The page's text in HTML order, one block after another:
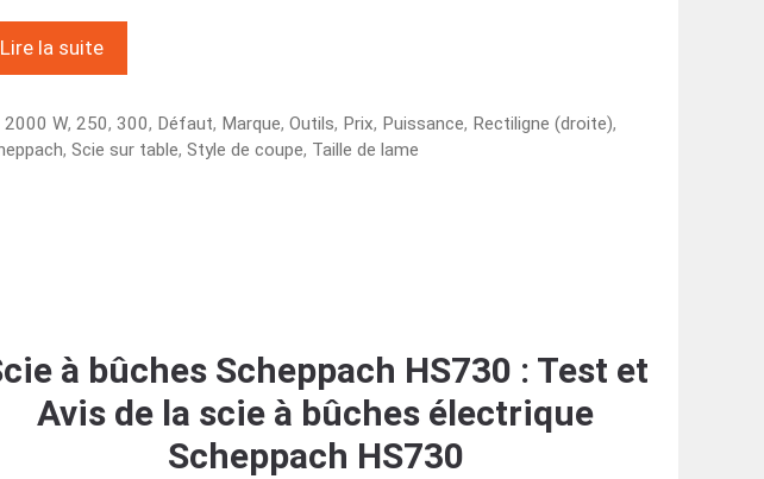
Lire la suite
Catégories
2000 W,250,300, Défaut, Marque,Outils, Prix, Puissance, Rectiligne (droite),
, Scie sur table, Style de coupe, Taille de lame
à bûches Scheppach HS730 : Test et
Avis de la scie à bûches électrique
Scheppach HS730